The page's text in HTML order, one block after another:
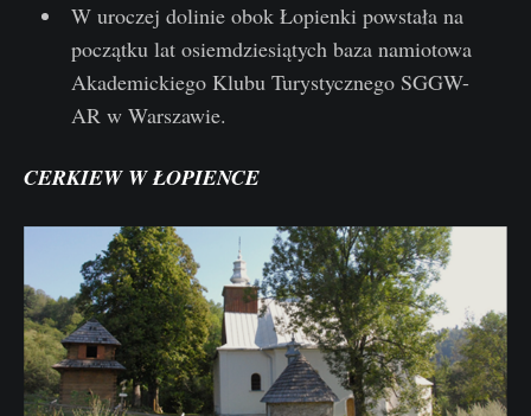
W uroczej dolinie obok Łopienki powstała na
początku lat osiemdziesiątych baza namiotowa
Akademickiego Klubu Turystycznego SGGW-
AR w Warszawie.
CERKIEW W ŁOPIENCE